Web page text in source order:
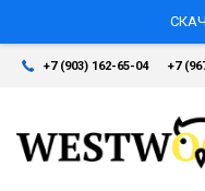
+7 (903) 162-65-04 +7